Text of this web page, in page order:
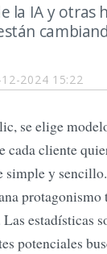
2024 15:22
la IA y otras
se elige
cada cliente
simple y
protagonismo
estadísticas
potenciales